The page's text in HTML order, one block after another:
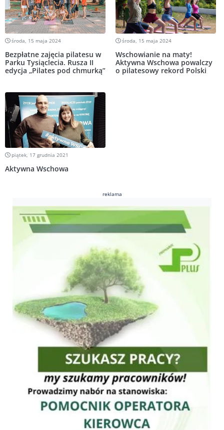
środa, 15 maja 2024
Bezpłatne zajęcia pilatesu w
Parku Tysiąclecia. Rusza II
edycja „Pilates pod chmurką”
środa, 15 maja 2024
Wschowianie na maty!
Aktywna Wschowa powalczy
o pilatesowy rekord Polski
piątek, 17 grudnia 2021
Aktywna Wschowa
reklama